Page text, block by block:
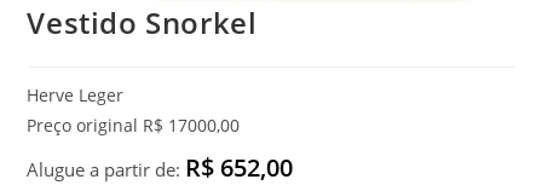
Vestido Snorkel
Herve Leger
Preço original R$ 17000,00
Alugue a partir de: R$ 652,00